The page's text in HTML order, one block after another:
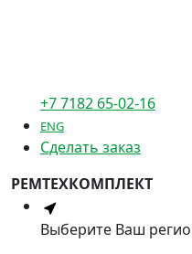
+7 7182 65-02-16
ENG
Сделать заказ
РЕМТЕХКОМПЛЕКТ
Выберите Ваш